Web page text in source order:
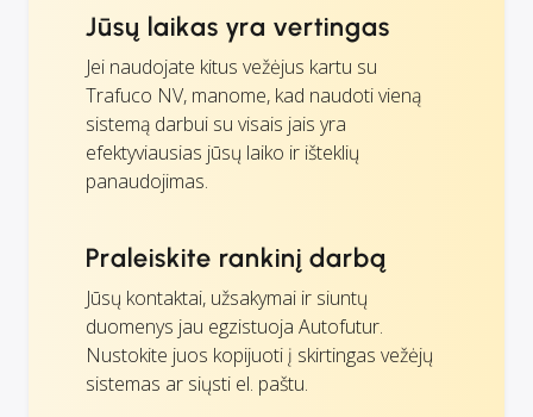
Jūsų laikas yra vertingas
Jei naudojate kitus vežėjus kartu su
Trafuco NV, manome, kad naudoti vieną
sistemą darbui su visais jais yra
efektyviausias jūsų laiko ir išteklių
panaudojimas.
Praleiskite rankinį darbą
Jūsų kontaktai, užsakymai ir siuntų
duomenys jau egzistuoja Autofutur.
Nustokite juos kopijuoti į skirtingas vežėjų
sistemas ar siųsti el. paštu.